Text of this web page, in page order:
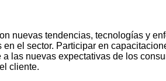
nuevas tendencias, tecnologías y
el sector. Participar en
las nuevas expectativas de los
cliente.